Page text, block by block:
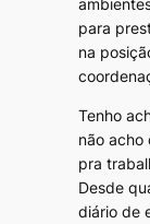
para
na
Tenho
não acho
pra
Desde
diário de